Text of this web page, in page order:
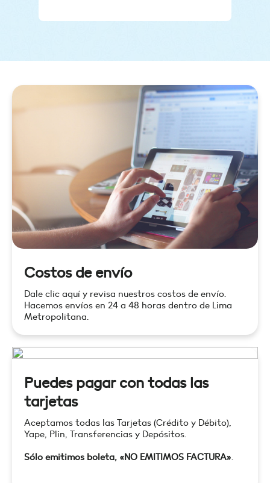
Costos de envío
Dale clic aquí y revisa nuestros costos de envío.
Hacemos envíos en 24 a 48 horas dentro de Lima
Metropolitana.
Puedes pagar con todas las
tarjetas
Aceptamos todas las Tarjetas (Crédito y Débito),
Yape, Plin, Transferencias y Depósitos.
Sólo emitimos boleta, «NO EMITIMOS FACTURA».